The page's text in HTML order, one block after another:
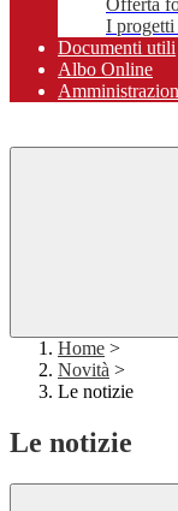
Offerta
I progetti
Documenti utili
Albo Online
Home >
Novità >
Le notizie
Le notizie